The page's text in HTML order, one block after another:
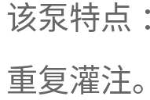
该泵特点
重复灌注